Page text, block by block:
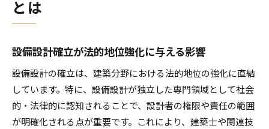
とは
設備設計確立が法的地位強化に与える影響
設備設計の確立は、建築分野における法的地位の強化に直結
しています。特に、設備設計が独立した専門領域として社会
的・法律的に認知されることで、設計者の権限や責任の範囲
が明確化される点が重要です。これにより、建築士や関連技